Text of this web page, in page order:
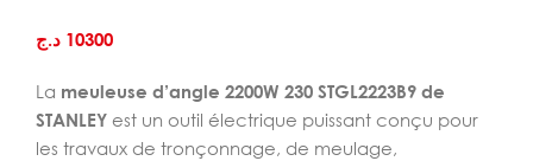
10300 د.ج
La meuleuse d’angle 2200W 230 STGL2223B9 de
STANLEY est un outil électrique puissant conçu pour
les travaux de tronçonnage, de meulage,